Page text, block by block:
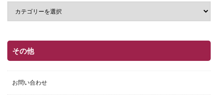
その他
お問い合わせ